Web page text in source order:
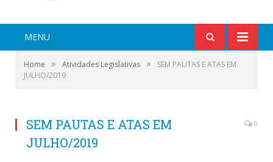
MENU
Home » Atividades Legislativas »
SEM PAUTAS E ATAS EM
JULHO/2019
SEM PAUTAS E ATAS EM
JULHO/2019
0